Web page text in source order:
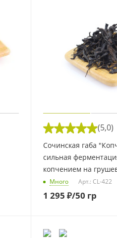
(5,0)
Сочинская габа
сильная
копчением на
Много Арт.: CL-422
1 295 ₽/50 гр